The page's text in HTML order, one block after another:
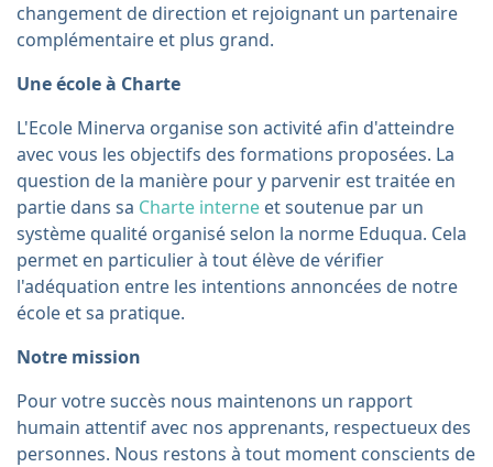
changement de direction et rejoignant un partenaire
complémentaire et plus grand.
Une école à Charte
L'Ecole Minerva organise son activité afin d'atteindre
avec vous les objectifs des formations proposées. La
question de la manière pour y parvenir est traitée en
partie dans sa Charte interne et soutenue par un
système qualité organisé selon la norme Eduqua. Cela
permet en particulier à tout élève de vérifier
l'adéquation entre les intentions annoncées de notre
école et sa pratique.
Notre mission
Pour votre succès nous maintenons un rapport
humain attentif avec nos apprenants, respectueux des
personnes. Nous restons à tout moment conscients de